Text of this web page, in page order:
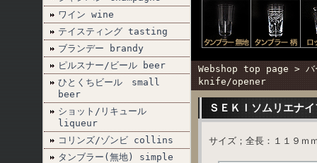
ワイン wine
テイスティング tasting
ブランデー brandy
ピルスナー/ビール beer
ひとくちビール small
beer
ショット/リキュール
liqueur
コリンズ/ゾンビ collins
タンブラー(無地) simple
Webshop top page >
knife/opener
ＳＥＫＩソムリエナ
サイズ；全長：１１９ｍ